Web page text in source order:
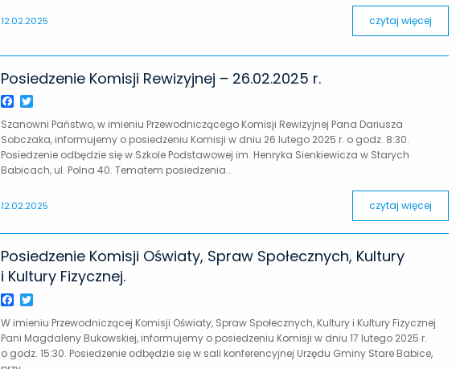
12.02.2025 czytaj więcej
Posiedzenie Komisji Rewizyjnej – 26.02.2025 r.
Facebook
Szanowni Państwo, w imieniu Przewodniczącego Komisji Rewizyjnej Pana Dariusza
Sobczaka, informujemy o posiedzeniu Komisji w dniu 26 lutego 2025 r. o godz. 8:30.
Posiedzenie odbędzie się w Szkole Podstawowej im. Henryka Sienkiewicza w Starych
Babicach, ul. Polna 40. Tematem posiedzenia...
12.02.2025 czytaj więcej
Posiedzenie Komisji Oświaty, Spraw Społecznych, Kultury
i Kultury Fizycznej.
Facebook
W imieniu Przewodniczącej Komisji Oświaty, Spraw Społecznych, Kultury i Kultury Fizycznej
Pani Magdaleny Bukowskiej, informujemy o posiedzeniu Komisji w dniu 17 lutego 2025 r.
o godz. 15:30. Posiedzenie odbędzie się w sali konferencyjnej Urzędu Gminy Stare Babice,